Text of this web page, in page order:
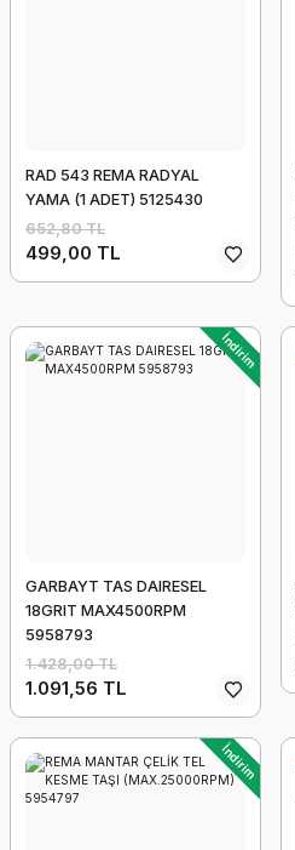
RAD 543 REMA RADYAL
YAMA (1 ADET) 5125430
652,80 TL
499,00 TL
İndirim
GARBAYT TAS DAIRESEL
18GRIT MAX4500RPM
5958793
1.428,00 TL
1.091,56 TL
İndirim